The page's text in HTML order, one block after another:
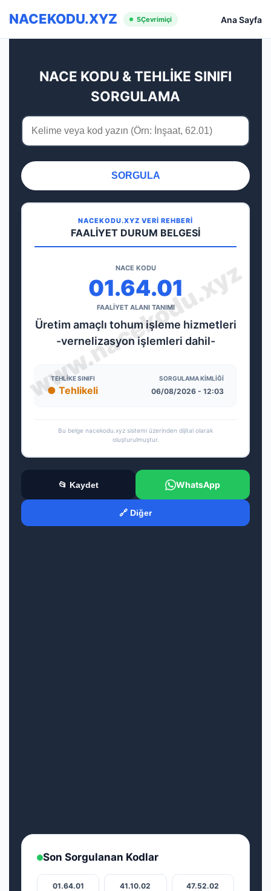
NACEKODU.XYZ 5Çevrimiçi Ana Sayfa
NACE KODU & TEHLİKE SINIFI
SORGULAMA
SORGULA
NACEKODU.XYZ VERİ REHBERİ
FAALİYET DURUM BELGESİ
NACE KODU
01.64.01
FAALİYET ALANI TANIMI
Üretim amaçlı tohum işleme hizmetleri
-vernelizasyon işlemleri dahil-
TEHLIKE SINIFI
● Tehlikeli
SORGULAMA KIMLIĞI
06/08/2026 - 12:03
Bu belge nacekodu.xyz sistemi üzerinden dijital olarak
oluşturulmuştur.
📂 Kaydet WhatsApp
🔗 Diğer
Son Sorgulanan Kodlar
01.64.01 41.10.02 47.52.02